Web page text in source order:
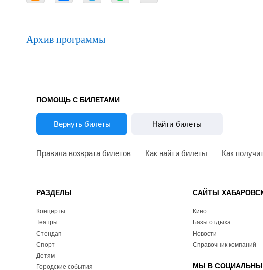
Архив программы
ПОМОЩЬ С БИЛЕТАМИ
Вернуть билеты Найти билеты
Правила возврата билетов Как найти билеты Как
РАЗДЕЛЫ
Концерты
Театры
Стендап
Спорт
Детям
Городские события
САЙТЫ
Кино
Базы отдыха
Новости
Справочник компаний
МЫ В